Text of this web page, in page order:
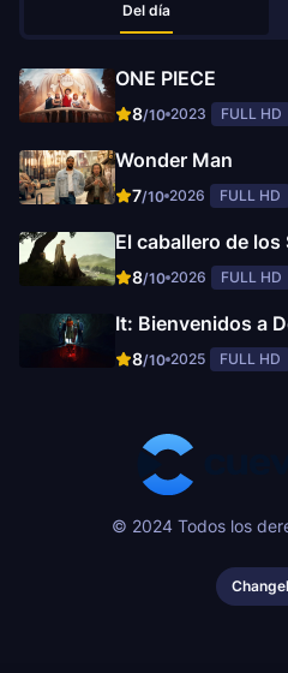
Del día
ONE PIECE
8/10 2023 FULL HD
Wonder Man
7/10 2026 FULL HD
El caballero de los
8/10 2026 FULL HD
It: Bienvenidos a
8/10 2025 FULL HD
© 2024 Todos los